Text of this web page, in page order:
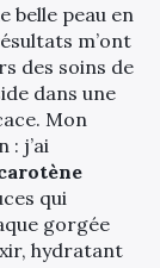
belle peau en
m’ont
des soins de
dans une
Mon
j’ai
qui
gorgée
hydratant